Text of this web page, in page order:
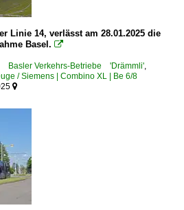
Linie 14, verlässt am 28.01.2025 die
Basel. 
Basler Verkehrs-Betriebe 'Drämmli',
/ Siemens | Combino XL | Be 6/8
